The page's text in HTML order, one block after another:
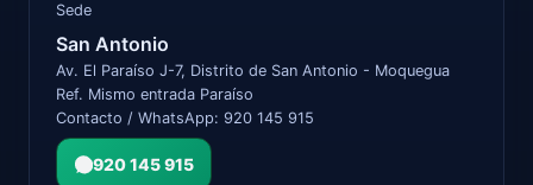
Sede
San Antonio
Av. El Paraíso J-7, Distrito de San Antonio - Moquegua
Ref. Mismo entrada Paraíso
Contacto / WhatsApp: 920 145 915
920 145 915